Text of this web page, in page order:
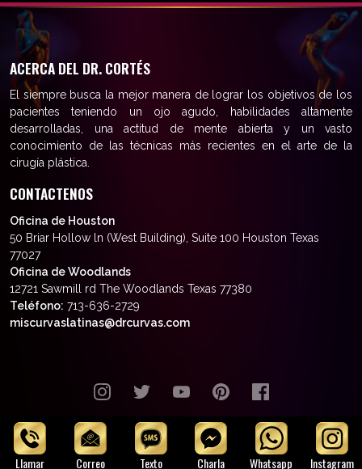
ACERCA DEL DR. CORTÉS
El siempre busca la mejor manera de lograr los objetivos de los
pacientes teniendo un ojo agudo, habilidades altamente
desarrolladas, una actitud de mente abierta y un vasto
conocimiento de las técnicas más recientes en el arte de la
cirugía plástica.
CONTACTENOS
Oficina de Houston
50 Briar Hollow ln (West Building), Suite 100 Houston Texas
77027
Oficina de Woodlands
12721 Sawmill rd The Woodlands Texas 77380
Teléfono: 713-636-2729
miscurvaslatinas@drcurvas.com
© Wilberto Cortés M.D. Todos los
derechos reservados.
Llamar Correo Texto Charla Whatsapp Instagram